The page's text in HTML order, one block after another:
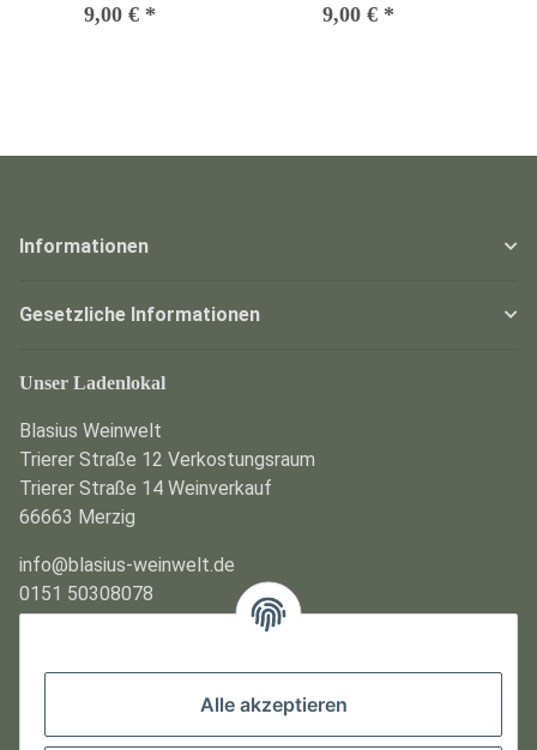
Alle akzeptieren
9,00 € * 9,00 € *
Informationen
Gesetzliche Informationen
Unser Ladenlokal
Blasius Weinwelt
Trierer Straße 12 Verkostungsraum
Trierer Straße 14 Weinverkauf
66663 Merzig
info@blasius-weinwelt.de
0151 50308078
Montag und Dienstag